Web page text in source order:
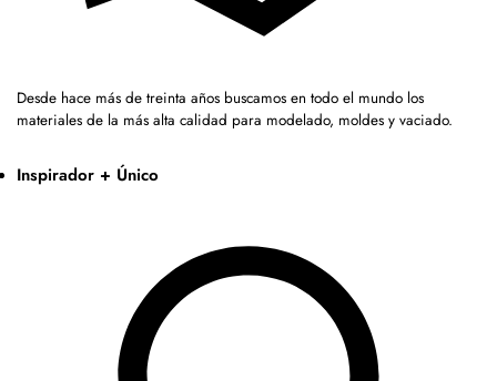
Desde hace más de treinta años buscamos en todo el mundo los
materiales de la más alta calidad para modelado, moldes y vaciado.
Inspirador + Único